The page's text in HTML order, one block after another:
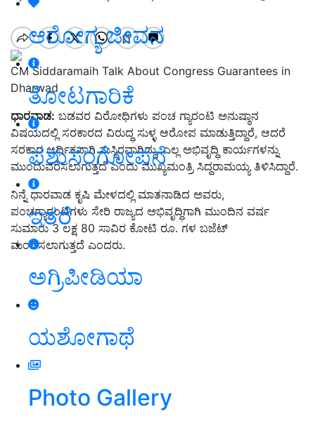
ಆರೋಗ್ಯ ಜೀವನ
ತೋಟಗಾರಿಕೆ
ಪಶುಸಂಗೋಪನೆ
ಇತರೆ
ಅಗ್ರಿಪೀಡಿಯಾ
ಯಶೋಗಾಥೆ
Photo Gallery
CM Siddaramaih Talk About Congress Guarantees in
Dharwad
ಧಾರವಾಡ: ಬಡವರ ವಿರೋಧಿಗಳು ಪಂಚ ಗ್ಯಾರಂಟಿ ಅನುಷ್ಠಾನ
ವಿಷಯದಲ್ಲಿ ಸರಕಾರದ ವಿರುದ್ಧ ಸುಳ್ಳ ಆರೋಪ ಮಾಡುತ್ತಿದ್ದಾರೆ, ಆದರೆ
ಸರಕಾರ ಆರ್ಥಿಕವಾಗಿ ಸುಸ್ಥಿರವಾಗಿದ್ದು, ಎಲ್ಲ ಅಭಿವೃದ್ಧಿ ಕಾರ್ಯಗಳನ್ನು
ಮುಂದುವರೆಸಲಾಗುತ್ತದೆ ಎಂದು ಮುಖ್ಯಮಂತ್ರಿ ಸಿದ್ದರಾಮಯ್ಯ ತಿಳಿಸಿದ್ದಾರೆ.
ನಿನ್ನೆ ಧಾರವಾಡ ಕೃಷಿ ಮೇಳದಲ್ಲಿ ಮಾತನಾಡಿದ ಅವರು,
ಪಂಚಗ್ಯಾರಂಟಿಗಳು ಸೇರಿ ರಾಜ್ಯದ ಅಭಿವೃದ್ಧಿಗಾಗಿ ಮುಂದಿನ ವರ್ಷ
ಸುಮಾರು 3 ಲಕ್ಷ 80 ಸಾವಿರ ಕೋಟಿ ರೂ. ಗಳ ಬಜೆಟ್
ಮಂಡಿಸಲಾಗುತ್ತದೆ ಎಂದರು.